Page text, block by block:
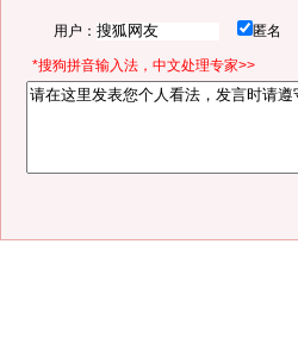
用户： 匿名
*搜狗拼音输入法，中文处理专家>>